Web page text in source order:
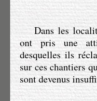
Dans les
ont pris une
desquelles ils
sur ces chantiers
sont devenus